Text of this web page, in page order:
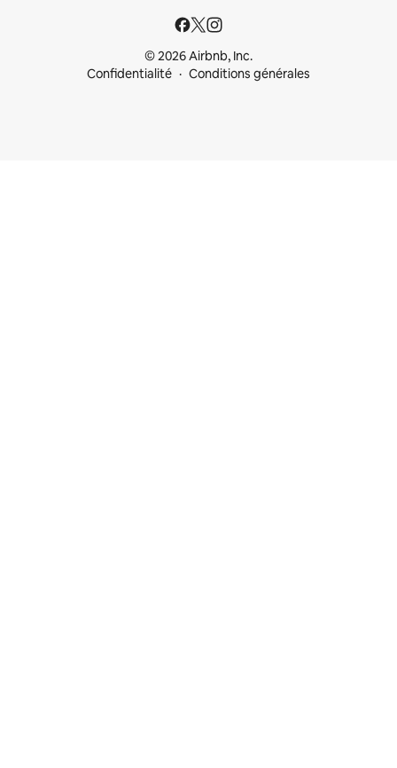
© 2026 Airbnb, Inc.
Confidentialité
Conditions générales